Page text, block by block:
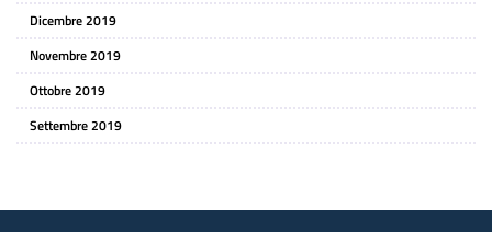
Dicembre 2019
Novembre 2019
Ottobre 2019
Settembre 2019